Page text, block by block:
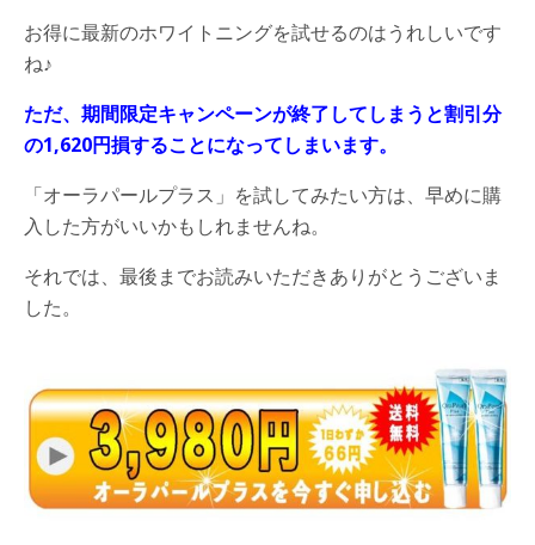
お得に最新のホワイトニングを試せるのはうれしいです
ね♪
ただ、期間限定キャンペーンが終了してしまうと割引分
の1,620円損することになってしまいます。
「オーラパールプラス」を試してみたい方は、早めに購
入した方がいいかもしれませんね。
それでは、最後までお読みいただきありがとうございま
した。